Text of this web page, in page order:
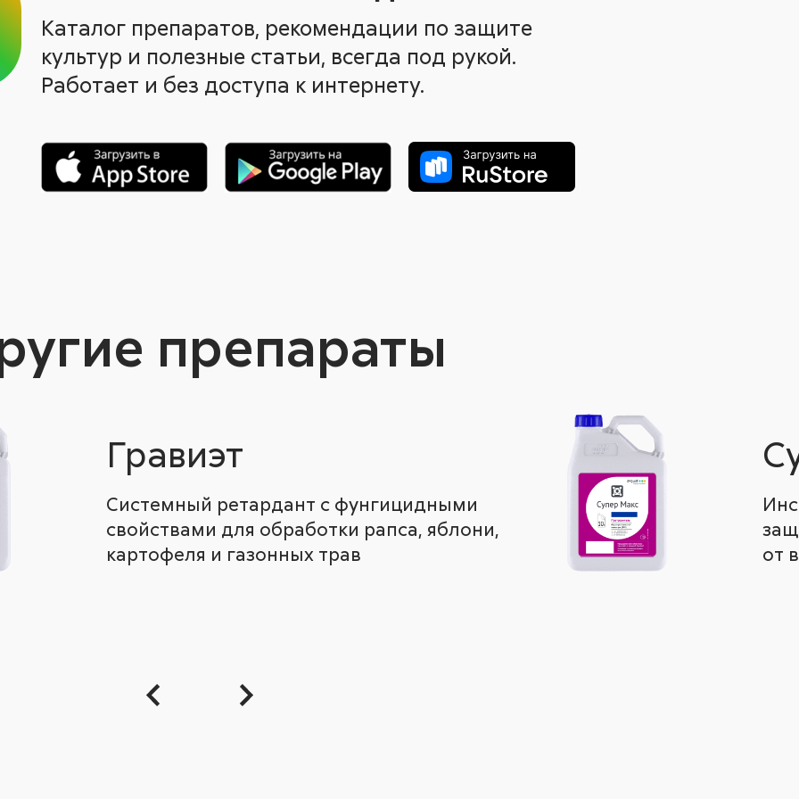
Каталог препаратов, рекомендации по защите
культур и полезные статьи, всегда под рукой.
Работает и без доступа к интернету.
препараты
Гравиэт
Системный ретардант с фунгицидными
свойствами для обработки рапса, яблони,
картофеля и газонных трав
от